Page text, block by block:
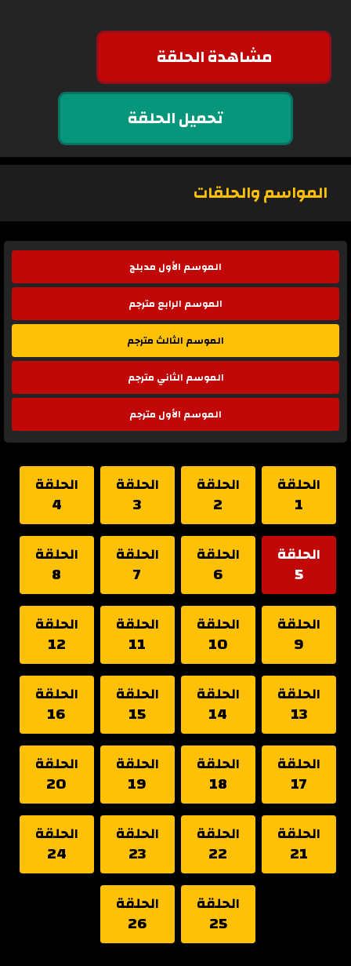
مشاهدة الحلقة
تحميل الحلقة
المواسم والحلقات
الموسم الأول مدبلج
الموسم الرابع مترجم
الموسم الثالث مترجم
الموسم الثاني مترجم
الموسم الأول مترجم
الحلقة
1
الحلقة
2
الحلقة
3
الحلقة
4
الحلقة
5
الحلقة
6
الحلقة
7
الحلقة
8
الحلقة
9
الحلقة
10
الحلقة
11
الحلقة
12
الحلقة
13
الحلقة
14
الحلقة
15
الحلقة
16
الحلقة
17
الحلقة
18
الحلقة
19
الحلقة
20
الحلقة
21
الحلقة
22
الحلقة
23
الحلقة
24
الحلقة
25
الحلقة
26